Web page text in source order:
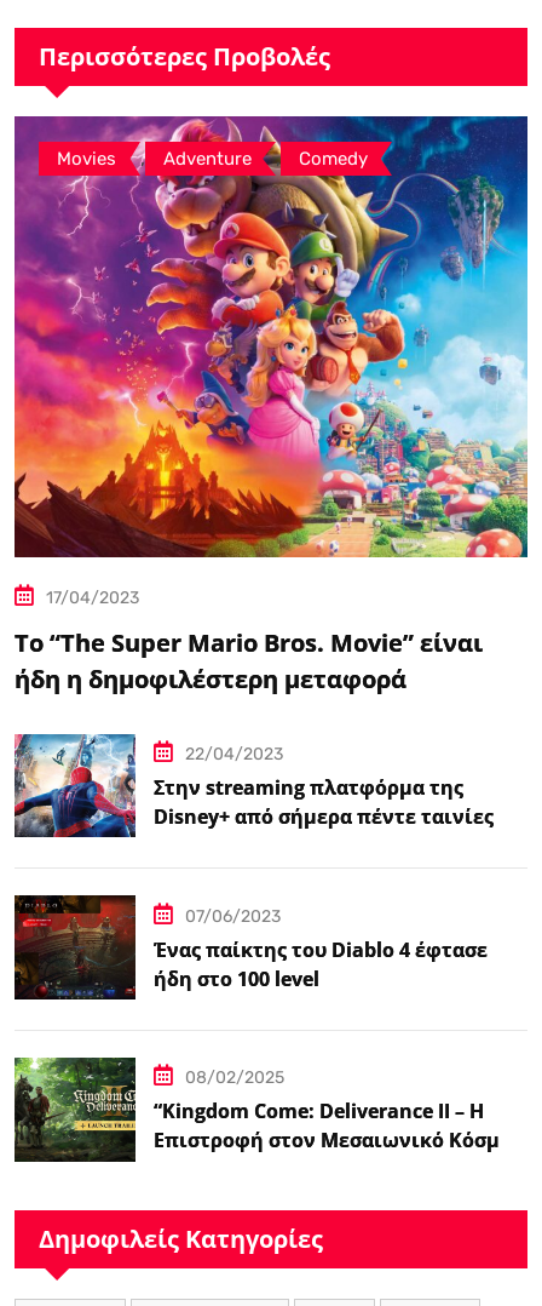
Περισσότερες Προβολές
Movies , Adventure , Comedy
17/04/2023
Το “The Super Mario Bros. Movie” είναι
ήδη η δημοφιλέστερη μεταφορά
22/04/2023
Στην streaming πλατφόρμα της
Disney+ από σήμερα πέντε ταινίες
07/06/2023
Ένας παίκτης του Diablo 4 έφτασε
ήδη στο 100 level
08/02/2025
“Kingdom Come: Deliverance II – Η
Επιστροφή στον Μεσαιωνικό Κόσμο
Δημοφιλείς Κατηγορίες